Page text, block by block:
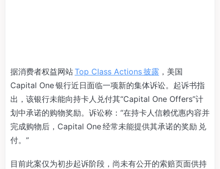
据消费者权益网站Top Class Actions 披露 ，美国
Capital One 银行近日面临一项新的集体诉讼。起诉书指
出，该银行未能向持卡人兑付其“Capital One Offers”计
划中承诺的购物奖励。诉讼称：“在持卡人信赖优惠内容并
完成购物后，Capital One 经常未能提供其承诺的奖励 兑
付。”
目前此案仅为初步起诉阶段，尚未有公开的索赔页面供持